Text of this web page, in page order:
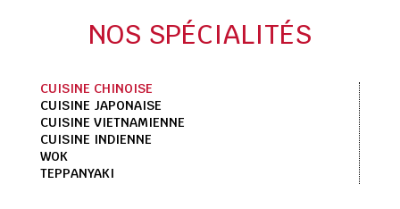
NOS SPÉCIALITÉS
CUISINE CHINOISE
CUISINE JAPONAISE
CUISINE VIETNAMIENNE
CUISINE INDIENNE
WOK
TEPPANYAKI